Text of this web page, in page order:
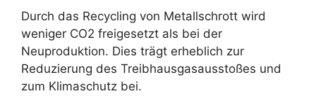
Durch das Recycling von Metallschrott wird
weniger CO2 freigesetzt als bei der
Neuproduktion. Dies trägt erheblich zur
Reduzierung des Treibhausgasausstoßes und
zum Klimaschutz bei.